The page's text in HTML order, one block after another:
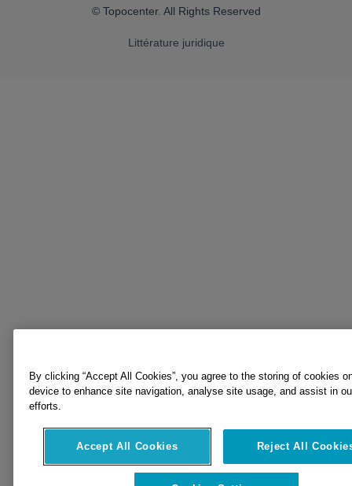
© Topocenter. All Rights Reserved
Littérature juridique
device to enhance site navigation, analyse site usage, and assist in